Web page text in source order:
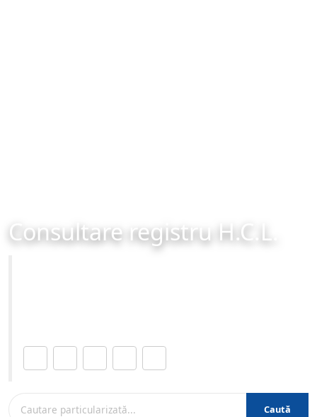
Consultare registru H.C.L.
Caută